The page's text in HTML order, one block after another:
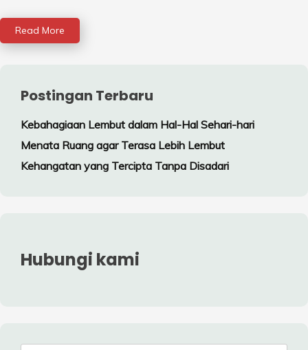
Read More
Postingan Terbaru
Kebahagiaan Lembut dalam Hal-Hal Sehari-hari
Menata Ruang agar Terasa Lebih Lembut
Kehangatan yang Tercipta Tanpa Disadari
Hubungi kami